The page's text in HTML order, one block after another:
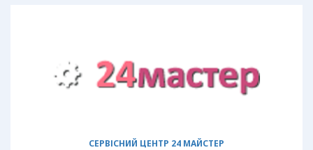
СЕРВІСНИЙ ЦЕНТР 24 МАЙСТЕР